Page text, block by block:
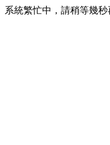
系統繁忙中，請稍等幾秒